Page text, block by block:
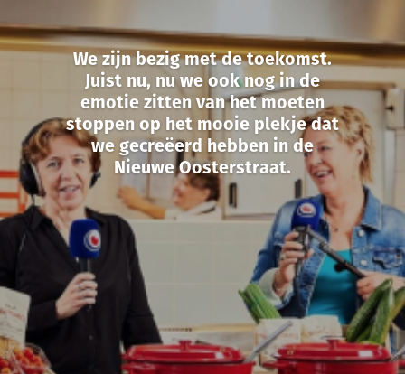
We zijn bezig met de toekomst.
Juist nu, nu we ook nog in de
emotie zitten van het moeten
stoppen op het mooie plekje dat
we gecreëerd hebben in de
Nieuwe Oosterstraat.